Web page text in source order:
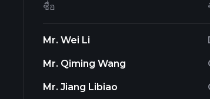
ชื่อ
Mr. Wei Li
Mr. Qiming Wang
Mr. Jiang Libiao